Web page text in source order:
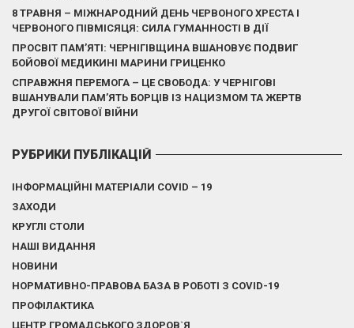
8 ТРАВНЯ – МІЖНАРОДНИЙ ДЕНЬ ЧЕРВОНОГО ХРЕСТА І
ЧЕРВОНОГО ПІВМІСЯЦЯ: СИЛА ГУМАННОСТІ В ДІЇ
ПРОСВІТ ПАМ’ЯТІ: ЧЕРНІГІВЩИНА ВШАНОВУЄ ПОДВИГ
БОЙОВОЇ МЕДИКИНІ МАРИНИ ГРИЦЕНКО
СПРАВЖНЯ ПЕРЕМОГА – ЦЕ СВОБОДА: У ЧЕРНІГОВІ
ВШАНУВАЛИ ПАМ’ЯТЬ БОРЦІВ ІЗ НАЦИЗМОМ ТА ЖЕРТВ
ДРУГОЇ СВІТОВОЇ ВІЙНИ
РУБРИКИ ПУБЛІКАЦІЙ
ІНФОРМАЦІЙНІ МАТЕРІАЛИ COVID – 19
ЗАХОДИ
КРУГЛІ СТОЛИ
НАШІ ВИДАННЯ
НОВИНИ
НОРМАТИВНО-ПРАВОВА БАЗА В РОБОТІ З COVID-19
ПРОФІЛАКТИКА
ЦЕНТР ГРОМАДСЬКОГО ЗДОРОВ`Я